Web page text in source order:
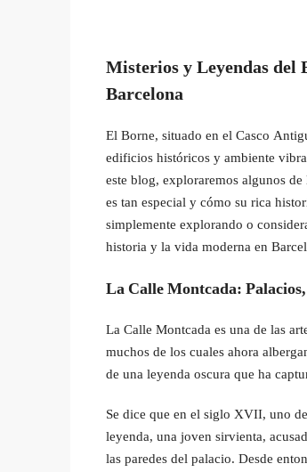
Misterios y Leyendas del
Barcelona
El Borne, situado en el Casco
edificios históricos y ambiente
este blog, exploraremos algunos
es tan especial y cómo su rica
simplemente explorando o
historia y la vida moderna en
La Calle Montcada:
La Calle Montcada es una de las
muchos de los cuales ahora
de una leyenda oscura que ha
Se dice que en el siglo XVII, uno
leyenda, una joven sirvienta,
las paredes del palacio. Desde